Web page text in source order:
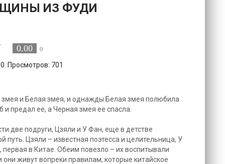
ИЗ ФУДИ
0.00 0
Просмотров: 701
и Белая змея, и однажды Белая змея полюбила
и предал ее, а Черная змея ее спасла.
две подруги, Цзяли и У Фан, еще в детстве
путь. Цзяли – известная поэтесса и целительница, У
в Китае. Обеим повезло – их воспитывали
живут вопреки правилам, которые китайское